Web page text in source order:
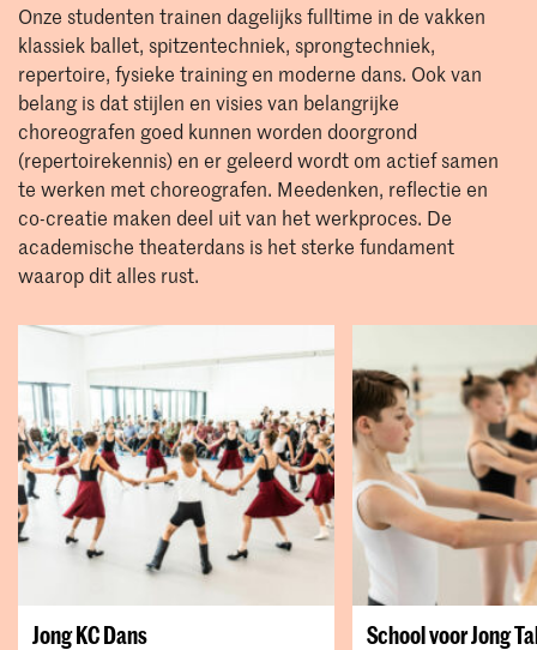
Onze studenten trainen dagelijks fulltime in de vakken
klassiek ballet, spitzentechniek, sprongtechniek,
repertoire, fysieke training en moderne dans. Ook van
belang is dat stijlen en visies van belangrijke
choreografen goed kunnen worden doorgrond
(repertoirekennis) en er geleerd wordt om actief samen
te werken met choreografen. Meedenken, reflectie en
co-creatie maken deel uit van het werkproces. De
academische theaterdans is het sterke fundament
waarop dit alles rust.
Jong KC Dans School voor Jong